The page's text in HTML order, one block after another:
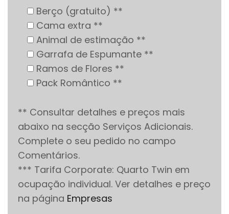
Berço (gratuito) **
Cama extra **
Animal de estimação **
Garrafa de Espumante **
Ramos de Flores **
Pack Romântico **
** Consultar detalhes e preços mais
abaixo na secção Serviços Adicionais.
Complete o seu pedido no campo
Comentários.
*** Tarifa Corporate: Quarto Twin em
ocupação individual. Ver detalhes e preço
na página Empresas